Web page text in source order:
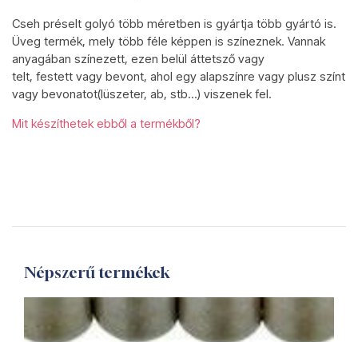
Cseh préselt golyó több méretben is gyártja több gyártó is.
Üveg termék, mely több féle képpen is színeznek. Vannak
anyagában színezett, ezen belül áttetsző vagy
telt, festett vagy bevont, ahol egy alapszínre vagy plusz színt
vagy bevonatot(lüszeter, ab, stb...) viszenek fel.
Mit készíthetek ebből a termékből?
Népszerű termékek